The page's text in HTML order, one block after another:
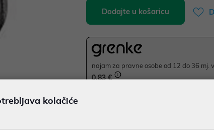
Dodajte u košaricu
najam za pravne osobe od 12 do 36 mj.
0,83 €
kolačiće